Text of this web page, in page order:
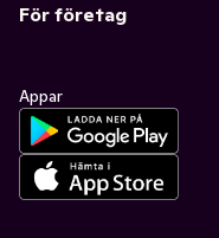
För företag
Appar